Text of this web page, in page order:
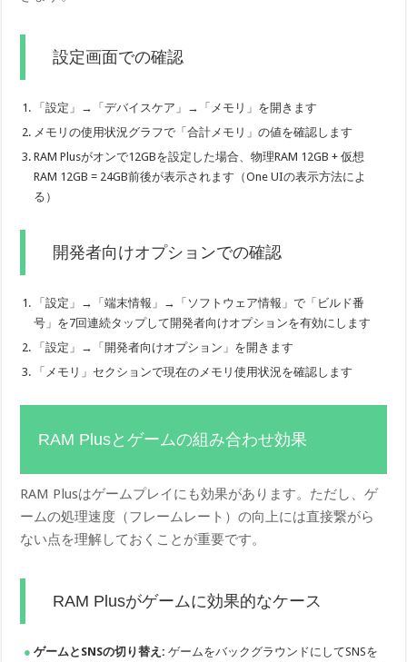
設定画面での確認
「設定」→「デバイスケア」→「メモリ」を開きます
メモリの使用状況グラフで「合計メモリ」の値を確認します
RAM Plusがオンで12GBを設定した場合、物理RAM 12GB + 仮想
RAM 12GB = 24GB前後が表示されます（One UIの表示方法によ
る）
開発者向けオプションでの確認
「設定」→「端末情報」→「ソフトウェア情報」で「ビルド番
号」を7回連続タップして開発者向けオプションを有効にします
「設定」→「開発者向けオプション」を開きます
「メモリ」セクションで現在のメモリ使用状況を確認します
RAM Plusとゲームの組み合わせ効果
RAM Plusはゲームプレイにも効果があります。ただし、ゲ
ームの処理速度（フレームレート）の向上には直接繋がら
ない点を理解しておくことが重要です。
RAM Plusがゲームに効果的なケース
ゲームとSNSの切り替え: ゲームをバックグラウンドにしてSNSを